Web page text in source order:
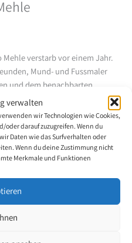
verwalten
wir Technologien wie Cookies,
oder darauf zuzugreifen. Wenn du
Daten wie das Surfverhalten oder
Wenn du deine Zustimmung nicht
Merkmale und Funktionen
verstarb vor einem Jahr.
Mund- und Fussmaler
und dem benachbarten
Salus, wurde in deren
eine Ausstellung zu seinen
zahlreiche Freunde,
wurde an sein Lebenswerk
Werke eingegangen. Die
März 2018 besichtigt werden.
talentierter Künstler der die